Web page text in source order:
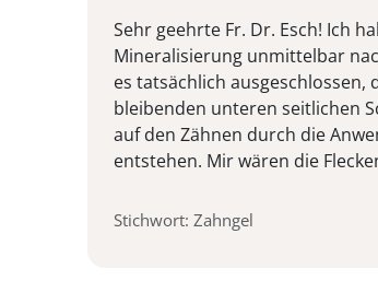
Sehr geehrte Fr. Dr. Esch! Ich
Mineralisierung unmittelbar
es tatsächlich
bleibenden unteren seitlichen
auf den Zähnen durch die
entstehen. Mir wären die
Stichwort: Zahngel